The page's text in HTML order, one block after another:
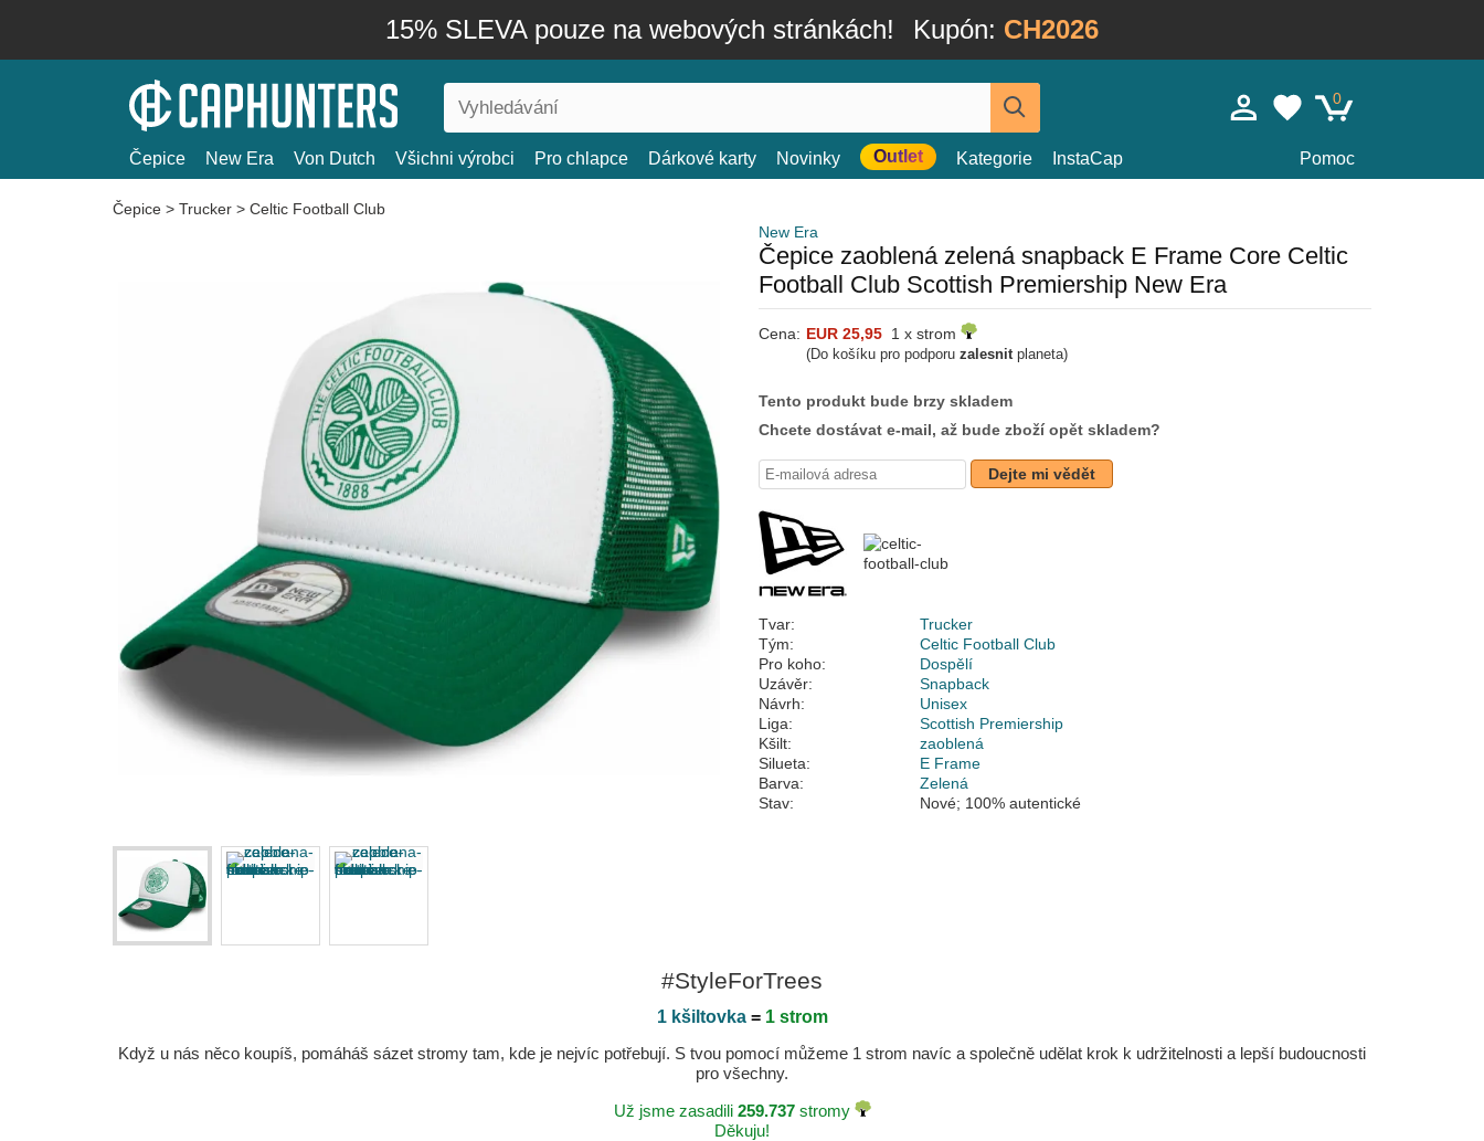
15% SLEVA pouze na webových stránkách! Kupón: CH2026
0
Čepice New Era Von Dutch Všichni výrobci Pro chlapce Dárkové karty Novinky Outlet Kategorie InstaCap Pomoc
Čepice > Trucker > Celtic Football Club
New Era
Čepice zaoblená zelená snapback E Frame Core Celtic
Football Club Scottish Premiership New Era
Cena: EUR 25,95 1 x strom
(Do košíku pro podporu zalesnitplaneta)
Tento produkt bude brzy skladem
Chcete dostávat e-mail, až bude zboží opět skladem?
Dejte mi vědět
Tvar:
Trucker
Tým:
Celtic Football Club
Pro koho:
Dospělí
Uzávěr:
Snapback
Návrh:
Unisex
Liga:
Scottish Premiership
Kšilt:
zaoblená
Silueta:
E Frame
Barva:
Zelená
Stav:
Nové; 100% autentické
#StyleForTrees
1 kšiltovka= 1 strom
Když u nás něco koupíš, pomáháš sázet stromy tam, kde je nejvíc potřebují. S tvou pomocí můžeme 1 strom navíc a společně udělat krok k udržitelnosti a lepší budoucnosti
pro všechny.
Už jsme zasadili 259.737stromy
Děkuju!